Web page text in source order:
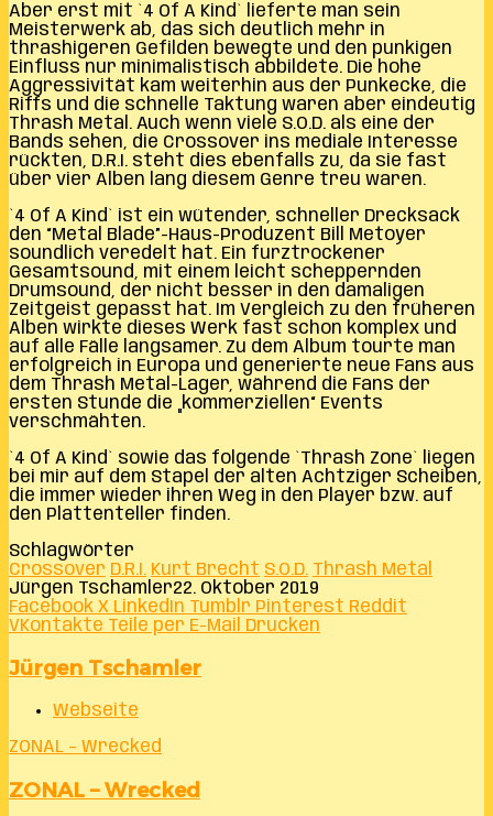
Aber erst mit `4 Of A Kind` lieferte man sein
Meisterwerk ab, das sich deutlich mehr in
thrashigeren Gefilden bewegte und den punkigen
Einfluss nur minimalistisch abbildete. Die hohe
Aggressivität kam weiterhin aus der Punkecke, die
Riffs und die schnelle Taktung waren aber eindeutig
Thrash Metal. Auch wenn viele S.O.D. als eine der
Bands sehen, die Crossover ins mediale Interesse
rückten, D.R.I. steht dies ebenfalls zu, da sie fast
über vier Alben lang diesem Genre treu waren.
`4 Of A Kind` ist ein wütender, schneller Drecksack
den “Metal Blade”-Haus-Produzent Bill Metoyer
soundlich veredelt hat. Ein furztrockener
Gesamtsound, mit einem leicht scheppernden
Drumsound, der nicht besser in den damaligen
Zeitgeist gepasst hat. Im Vergleich zu den früheren
Alben wirkte dieses Werk fast schon komplex und
auf alle Fälle langsamer. Zu dem Album tourte man
erfolgreich in Europa und generierte neue Fans aus
dem Thrash Metal-Lager, während die Fans der
ersten Stunde die „kommerziellen“ Events
verschmähten.
`4 Of A Kind` sowie das folgende `Thrash Zone` liegen
bei mir auf dem Stapel der alten Achtziger Scheiben,
die immer wieder ihren Weg in den Player bzw. auf
den Plattenteller finden.
Schlagwörter
Crossover D.R.I. Kurt Brecht S.O.D. Thrash Metal
Jürgen Tschamler22. Oktober 2019
Facebook X LinkedIn Tumblr Pinterest Reddit
VKontakte Teile per E-Mail Drucken
Jürgen Tschamler
Webseite
ZONAL – Wrecked
ZONAL – Wrecked